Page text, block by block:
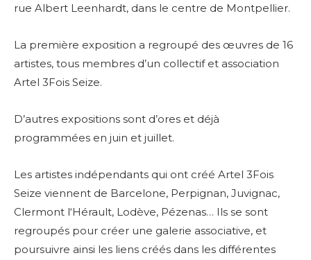
rue Albert Leenhardt, dans le centre de Montpellier.
La première exposition a regroupé des œuvres de 16
artistes, tous membres d’un collectif et association
Artel 3Fois Seize.
D’autres expositions sont d’ores et déjà
programmées en juin et juillet.
Les artistes indépendants qui ont créé Artel 3Fois
Seize viennent de Barcelone, Perpignan, Juvignac,
Clermont l‘Hérault, Lodève, Pézenas… Ils se sont
regroupés pour créer une galerie associative, et
poursuivre ainsi les liens créés dans les différentes